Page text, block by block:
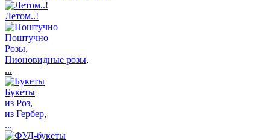
Летом..!
Поштучно
Розы,
Пионовидные розы,
...
Букеты
из Роз,
из Гербер,
...